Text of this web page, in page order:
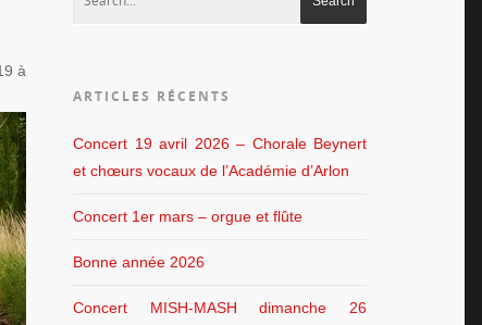
à
ARTICLES RÉCENTS
Concert 19 avril 2026 – Chorale Beynert
et chœurs vocaux de l’Académie d’Arlon
Concert 1er mars – orgue et flûte
Bonne année 2026
Concert MISH-MASH dimanche 26